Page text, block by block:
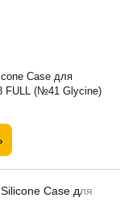
Case для
FULL (№41 Glycine)